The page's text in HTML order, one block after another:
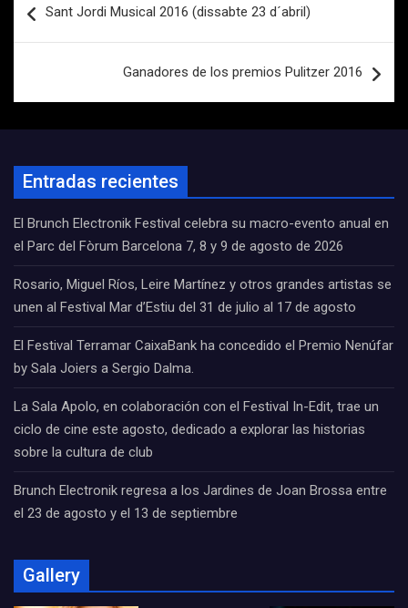
de
Sant Jordi Musical 2016 (dissabte 23 d´abril)
Ganadores de los premios Pulitzer 2016
Entradas recientes
El Brunch Electronik Festival celebra su macro-evento anual en
el Parc del Fòrum Barcelona 7, 8 y 9 de agosto de 2026
Rosario, Miguel Ríos, Leire Martínez y otros grandes artistas se
unen al Festival Mar d’Estiu del 31 de julio al 17 de agosto
El Festival Terramar CaixaBank ha concedido el Premio Nenúfar
by Sala Joiers a Sergio Dalma.
La Sala Apolo, en colaboración con el Festival In-Edit, trae un
ciclo de cine este agosto, dedicado a explorar las historias
sobre la cultura de club
Brunch Electronik regresa a los Jardines de Joan Brossa entre
el 23 de agosto y el 13 de septiembre
Gallery